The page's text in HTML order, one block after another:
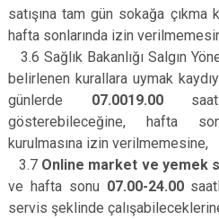
satışına tam gün sokağa çıkma
hafta sonlarında izin
3.6 Sağlık Bakanlığı Salgın
belirlenen kurallara uymak
günlerde 07.00­19.00
gösterebileceğine, hafta
kurulmasına izin verilmemesine,
3.7 Online market ve yemek
ve hafta sonu 07.00-­24.00
servis şeklinde